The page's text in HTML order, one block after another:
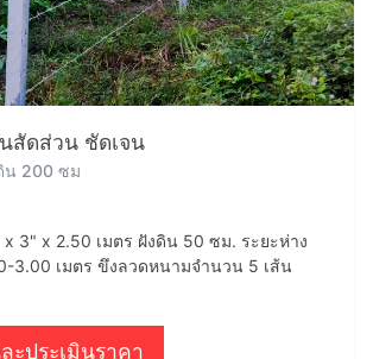
สัดส่วน ชัดเจน
น 200 ซม
x 3" x 2.50 เมตร ฝังดิน 50 ซม. ระยะห่าง
3.00 เมตร ขึงลวดหนามจำนวน 5 เส้น
ะประเมินราคา